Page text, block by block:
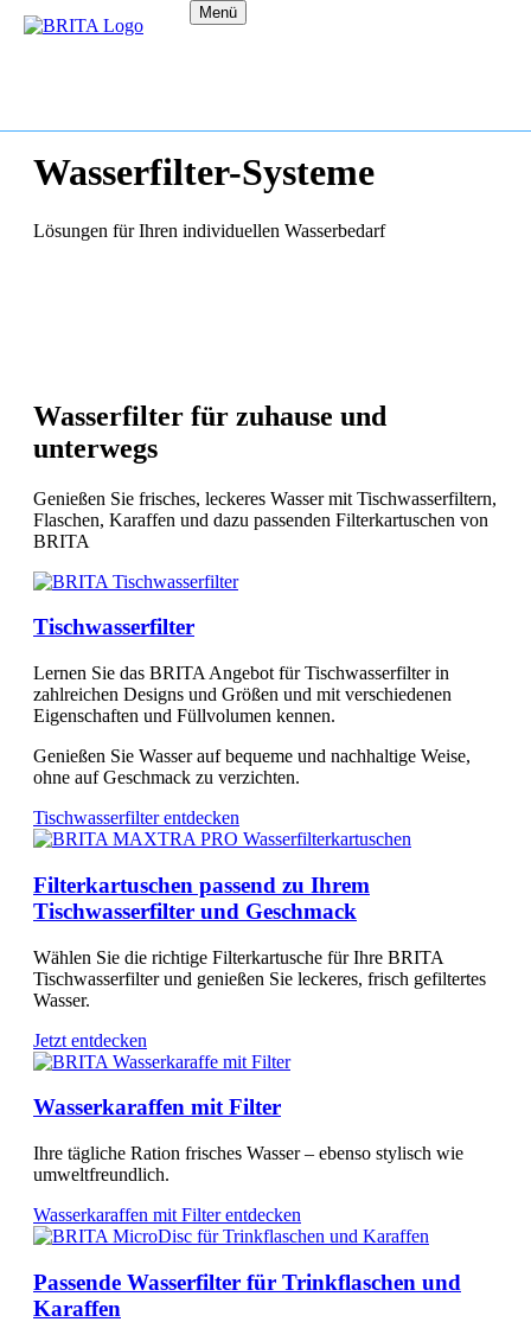
Menü
Wasserfilter-Systeme
Lösungen für Ihren individuellen Wasserbedarf
Wasserfilter für zuhause und
unterwegs
Genießen Sie frisches, leckeres Wasser mit Tischwasserfiltern,
Flaschen, Karaffen und dazu passenden Filterkartuschen von
BRITA
Tischwasserfilter
Lernen Sie das BRITA Angebot für Tischwasserfilter in
zahlreichen Designs und Größen und mit verschiedenen
Eigenschaften und Füllvolumen kennen.
Genießen Sie Wasser auf bequeme und nachhaltige Weise,
ohne auf Geschmack zu verzichten.
Tischwasserfilter entdecken
Filterkartuschen passend zu Ihrem
Tischwasserfilter und Geschmack
Wählen Sie die richtige Filterkartusche für Ihre BRITA
Tischwasserfilter und genießen Sie leckeres, frisch gefiltertes
Wasser.
Jetzt entdecken
Wasserkaraffen mit Filter
Ihre tägliche Ration frisches Wasser – ebenso stylisch wie
umweltfreundlich.
Wasserkaraffen mit Filter entdecken
Passende Wasserfilter für Trinkflaschen und
Karaffen